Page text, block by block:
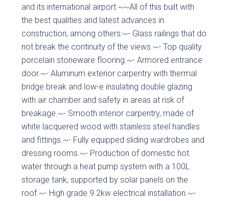
and its international airport.~~All of this built with
the best qualities and latest advances in
construction, among others:~- Glass railings that do
not break the continuity of the views.~- Top quality
porcelain stoneware flooring.~- Armored entrance
door.~- Aluminum exterior carpentry with thermal
bridge break and low-e insulating double glazing
with air chamber and safety in areas at risk of
breakage.~- Smooth interior carpentry, made of
white lacquered wood with stainless steel handles
and fittings.~- Fully equipped sliding wardrobes and
dressing rooms.~- Production of domestic hot
water through a heat pump system with a 100L
storage tank, supported by solar panels on the
roof.~- High grade 9.2kw electrical installation.~-